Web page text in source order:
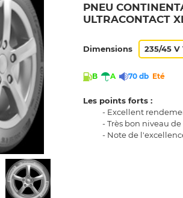
PNEU
ULTRACONTACT
Dimensions 235/45 V
B A 70 db Eté
Les points forts :
- Excellent
- Très bon niveau
- Note de